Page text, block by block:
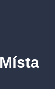
Místa